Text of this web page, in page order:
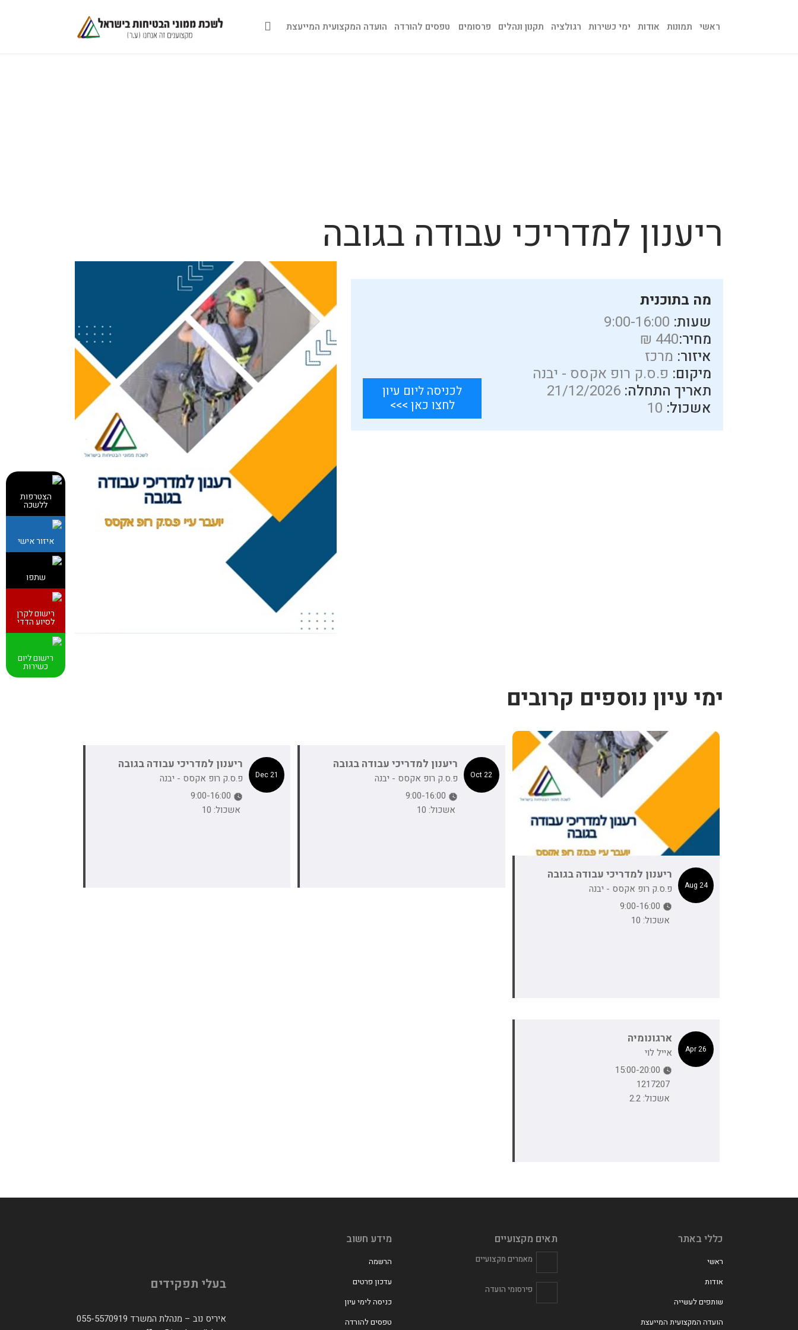
ראשי תמונות אודות ימי כשירות רגולציה תקנון ונהלים פרסומים טפסים להורדה הועדה המקצועית המייעצת
ריענון למדריכי עבודה בגובה
מה בתוכנית
שעות:
מחיר:440 ₪
איזור: מרכז
מיקום: פ.ס.ק רופ אקסס - יבנה
תאריך התחלה:
אשכול:
לכניסה ליום עיון
לחצו כאן >>>
ימי עיון נוספים קרובים
24 Aug
ריענון למדריכי עבודה בגובה
פ.ס.ק רופ אקסס - יבנה
אשכול: 10
22 Oct
ריענון למדריכי עבודה בגובה
פ.ס.ק רופ אקסס - יבנה
אשכול: 10
21 Dec
ריענון למדריכי עבודה בגובה
פ.ס.ק רופ אקסס - יבנה
אשכול: 10
26 Apr
ארגונומיה
אייל לוי
אשכול: 2.2
כללי באתר
ראשי
אודות
שותפים לעשייה
הועדה המקצועית המייעצת
תאים מקצועיים
מאמרים מקצועיים
פירסומי הועדה
מידע חשוב
הרשמה
עדכון פרטים
כניסה לימי עיון
טפסים להורדה
בעלי תפקידים
איריס נוב – מנהלת המשרד 055-5570919
הצטרפות
ללשכה
איזור אישי
שתפו
רישום לקרן
לסיוע הדדי
רישום ליום
כשירות